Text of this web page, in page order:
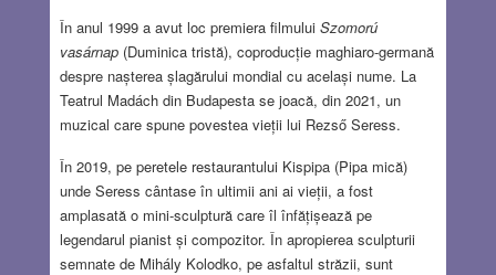
În anul 1999 a avut loc premiera filmului Szomorú
vasárnap(Duminica tristă), coproducție maghiaro-germană
despre nașterea șlagărului mondial cu același nume. La
Teatrul Madách din Budapesta se joacă, din 2021, un
muzical care spune povestea vieții lui Rezső Seress.
În 2019, pe peretele restaurantului Kispipa (Pipa mică)
unde Seress cântase în ultimii ani ai vieții, a fost
amplasată o mini-sculptură care îl înfățișează pe
legendarul pianist și compozitor. În apropierea sculpturii
semnate de Mihály Kolodko, pe asfaltul străzii, sunt